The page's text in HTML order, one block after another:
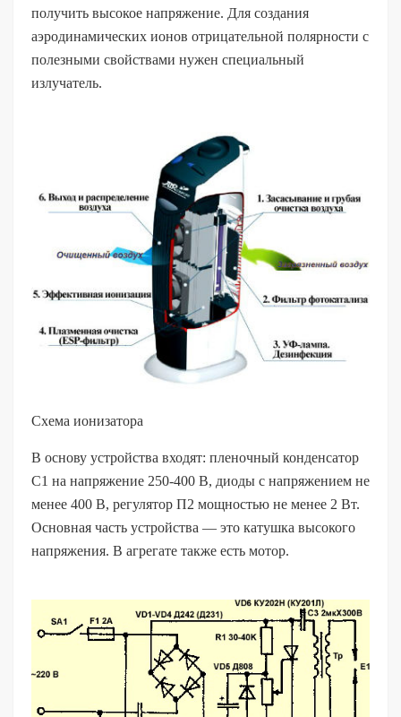
получить высокое напряжение. Для создания
аэродинамических ионов отрицательной полярности с
полезными свойствами нужен специальный
излучатель.
Схема ионизатора
В основу устройства входят: пленочный конденсатор
С1 на напряжение 250-400 В, диоды с напряжением не
менее 400 В, регулятор П2 мощностью не менее 2 Вт.
Основная часть устройства — это катушка высокого
напряжения. В агрегате также есть мотор.